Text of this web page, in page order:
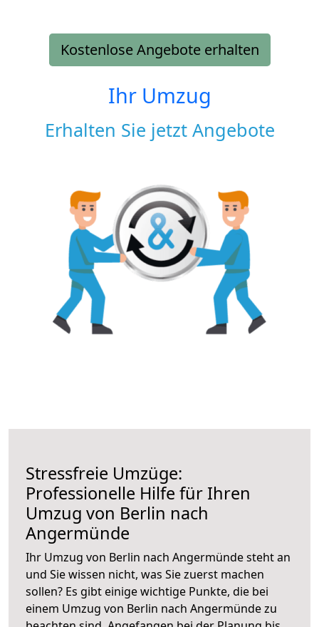
Kostenlose Angebote erhalten
Ihr Umzug
Erhalten Sie jetzt Angebote
Stressfreie Umzüge:
Professionelle Hilfe für Ihren
Umzug von Berlin nach
Angermünde
Ihr Umzug von Berlin nach Angermünde steht an
und Sie wissen nicht, was Sie zuerst machen
sollen? Es gibt einige wichtige Punkte, die bei
einem Umzug von Berlin nach Angermünde zu